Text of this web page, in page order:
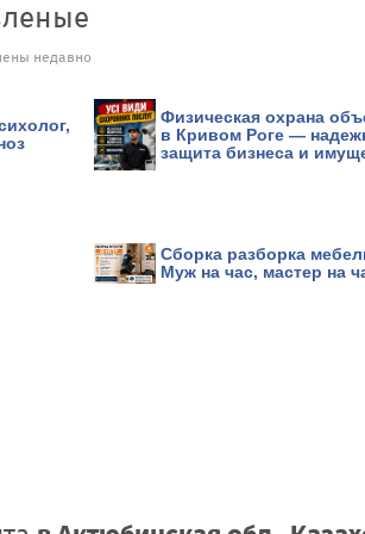
недавно
Физическая охрана
в Кривом Роге —
защита бизнеса и
Сборка разборка
Муж на час, мастер на